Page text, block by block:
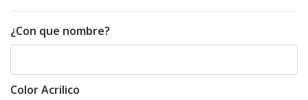
¿Con que nombre?
Color Acrilico